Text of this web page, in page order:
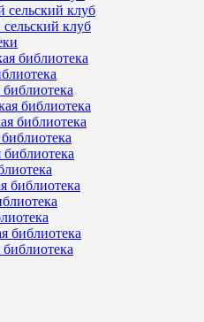
сельский клуб
клуб
библиотека
библиотека
библиотека
библиотека
библиотека